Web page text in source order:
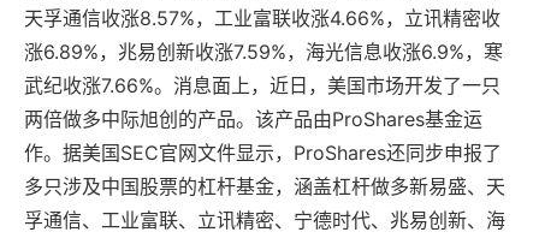
天孚通信收涨8.57%，工业富联收涨4.66%，立讯精密收
涨6.89%，兆易创新收涨7.59%，海光信息收涨6.9%，寒
武纪收涨7.66%。消息面上，近日，美国市场开发了一只
两倍做多中际旭创的产品。该产品由ProShares基金运
作。据美国SEC官网文件显示，ProShares还同步申报了
多只涉及中国股票的杠杆基金，涵盖杠杆做多新易盛、天
孚通信、工业富联、立讯精密、宁德时代、兆易创新、海